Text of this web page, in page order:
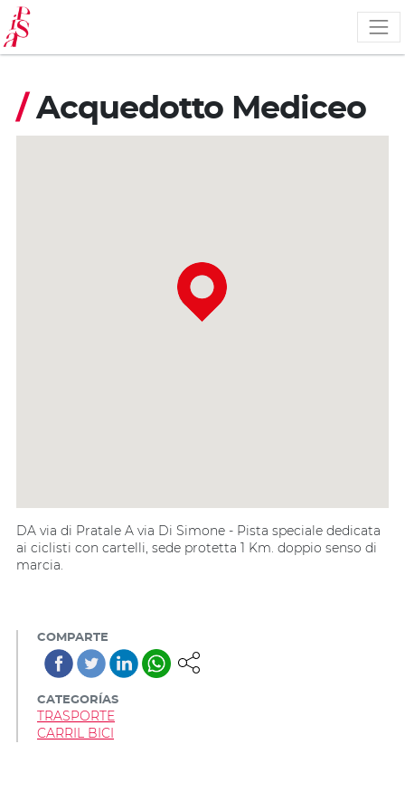
Pasar
al
contenido
principal
/ Acquedotto Mediceo
DA via di Pratale A via Di Simone - Pista speciale dedicata
ai ciclisti con cartelli, sede protetta 1 Km. doppio senso di
marcia.
COMPARTE
CATEGORÍAS
TRASPORTE
CARRIL BICI